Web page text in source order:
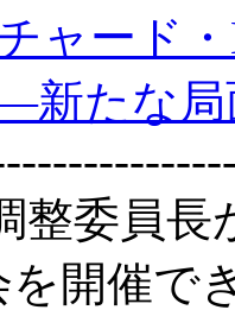
ャード
新たな
整委員長
を開催で